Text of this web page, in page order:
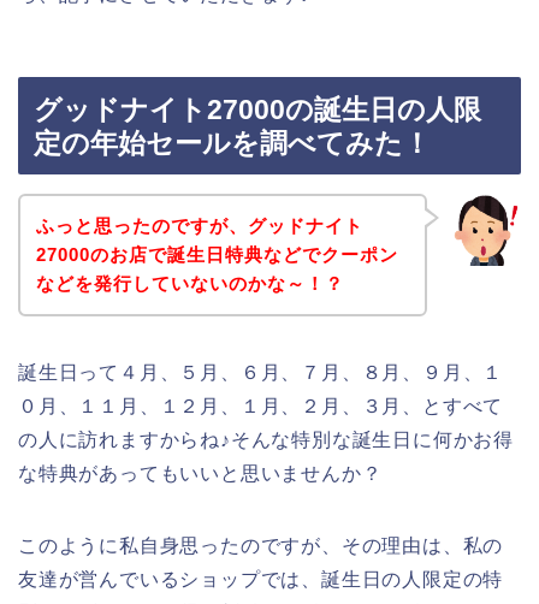
グッドナイト27000の誕生日の人限
定の年始セールを調べてみた！
ふっと思ったのですが、グッドナイト
27000のお店で誕生日特典などでクーポン
などを発行していないのかな～！？
誕生日って４月、５月、６月、７月、８月、９月、１
０月、１１月、１２月、１月、２月、３月、とすべて
の人に訪れますからね♪そんな特別な誕生日に何かお得
な特典があってもいいと思いませんか？
このように私自身思ったのですが、その理由は、私の
友達が営んでいるショップでは、誕生日の人限定の特